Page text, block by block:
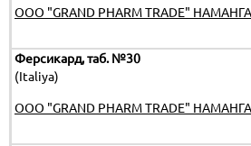
OOO "GRAND PHARM TRADE"
Ферсикард, таб. №30
(Italiya)
OOO "GRAND PHARM TRADE"